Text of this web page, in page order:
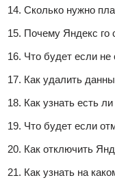
Сколько нужно
Почему Яндекс го
Что будет если
Как удалить
Как узнать есть
Что будет если
Как отключить
Как узнать на